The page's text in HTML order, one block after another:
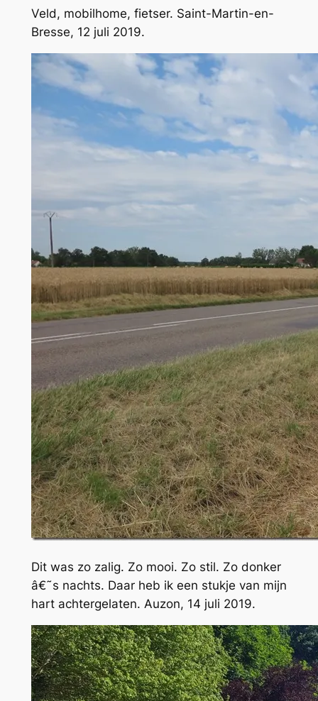
Veld, mobilhome, fietser. Saint-Martin-en-
Bresse, 12 juli 2019.
Dit was zo zalig. Zo mooi. Zo stil. Zo donker
â€˜s nachts. Daar heb ik een stukje van mijn
hart achtergelaten. Auzon, 14 juli 2019.